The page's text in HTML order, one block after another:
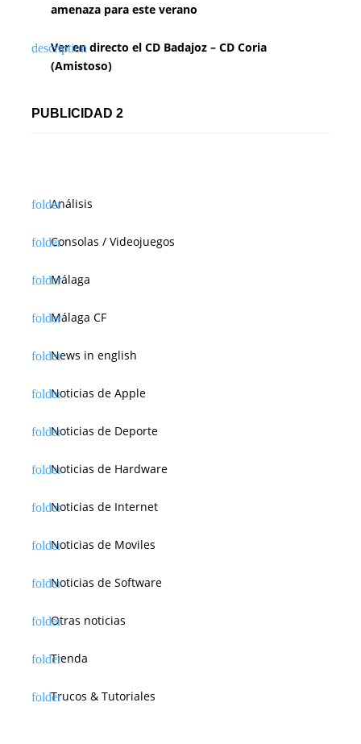
amenaza para este verano
Ver en directo el CD Badajoz – CD Coria
(Amistoso)
PUBLICIDAD 2
Análisis
Consolas / Videojuegos
Málaga
Málaga CF
News in english
Noticias de Apple
Noticias de Deporte
Noticias de Hardware
Noticias de Internet
Noticias de Moviles
Noticias de Software
Otras noticias
Tienda
Trucos & Tutoriales